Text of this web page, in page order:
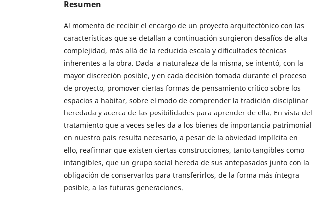
Resumen
Al momento de recibir el encargo de un proyecto arquitectónico con las
características que se detallan a continuación surgieron desafíos de alta
complejidad, más allá de la reducida escala y dificultades técnicas
inherentes a la obra. Dada la naturaleza de la misma, se intentó, con la
mayor discreción posible, y en cada decisión tomada durante el proceso
de proyecto, promover ciertas formas de pensamiento crítico sobre los
espacios a habitar, sobre el modo de comprender la tradición disciplinar
heredada y acerca de las posibilidades para aprender de ella. En vista del
tratamiento que a veces se les da a los bienes de importancia patrimonial
en nuestro país resulta necesario, a pesar de la obviedad implícita en
ello, reafirmar que existen ciertas construcciones, tanto tangibles como
intangibles, que un grupo social hereda de sus antepasados junto con la
obligación de conservarlos para transferirlos, de la forma más íntegra
posible, a las futuras generaciones.